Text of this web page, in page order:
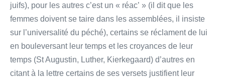
juifs), pour les autres c’est un « réac’ » (il dit que les
femmes doivent se taire dans les assemblées, il insiste
sur l’universalité du péché), certains se réclament de lui
en bouleversant leur temps et les croyances de leur
temps (St Augustin, Luther, Kierkegaard) d’autres en
citant à la lettre certains de ses versets justifient leur